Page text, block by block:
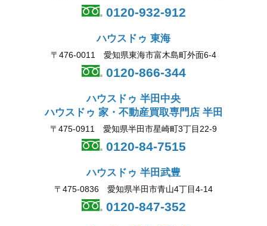
0120-932-912
ハウスドゥ 東海
〒476-0011 愛知県東海市富木島町外面6-4
0120-866-344
ハウスドゥ 半田中央
ハウスドゥ 家・不動産買取専門店 半田
〒475-0911 愛知県半田市星崎町3丁目22-9
0120-84-7515
ハウスドゥ 半田武豊
〒475-0836 愛知県半田市青山4丁目4-14
0120-847-352